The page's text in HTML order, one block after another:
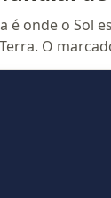
é onde o Sol
O